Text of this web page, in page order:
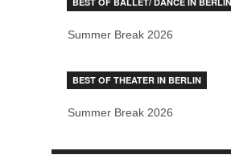
Summer Break 2026
BEST OF THEATER IN BERLIN
Summer Break 2026